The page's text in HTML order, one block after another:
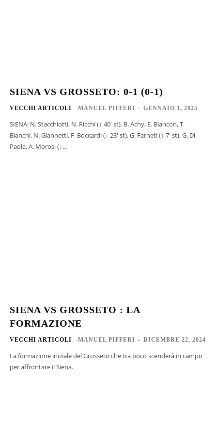
SIENA VS GROSSETO: 0-1 (0-1)
VECCHI ARTICOLI MANUEL PIFFERI - GENNAIO 1, 2025
SIENA: N. Stacchiotti, N. Ricchi (↓ 40' st), B. Achy, E. Biancon, T.
Bianchi, N. Giannetti, F. Boccardi (↓ 23' st), G. Farneti (↓ 7' st), G. Di
Paola, A. Morosi (↓...
SIENA VS GROSSETO : LA
FORMAZIONE
VECCHI ARTICOLI MANUEL PIFFERI - DICEMBRE 22, 2024
La formazione iniziale del Grosseto che tra poco scenderà in campo
per affrontare il Siena.